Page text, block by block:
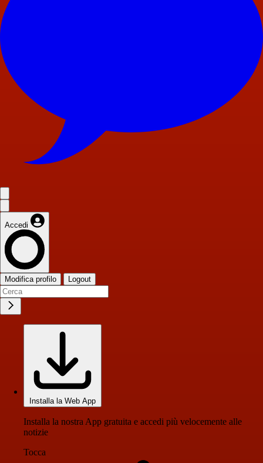
Accedi
Modifica profilo Logout
Installa la Web App
Installa la nostra App gratuita e accedi più velocemente alle
notizie
Tocca